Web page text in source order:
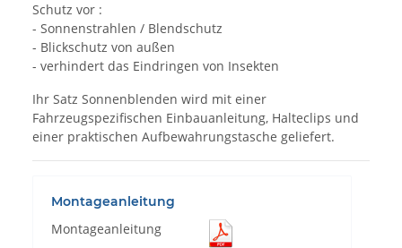
Schutz vor :
- Sonnenstrahlen / Blendschutz
- Blickschutz von außen
- verhindert das Eindringen von Insekten
Ihr Satz Sonnenblenden wird mit einer
Fahrzeugspezifischen Einbauanleitung, Halteclips und
einer praktischen Aufbewahrungstasche geliefert.
Montageanleitung
Montageanleitung